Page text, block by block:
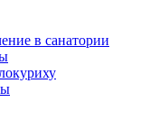
в санатории